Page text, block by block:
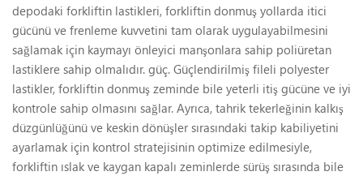
depodaki forkliftin lastikleri, forkliftin donmuş yollarda itici
gücünü ve frenleme kuvvetini tam olarak uygulayabilmesini
sağlamak için kaymayı önleyici manşonlara sahip poliüretan
lastiklere sahip olmalıdır. güç. Güçlendirilmiş fileli polyester
lastikler, forkliftin donmuş zeminde bile yeterli itiş gücüne ve iyi
kontrole sahip olmasını sağlar. Ayrıca, tahrik tekerleğinin kalkış
düzgünlüğünü ve keskin dönüşler sırasındaki takip kabiliyetini
ayarlamak için kontrol stratejisinin optimize edilmesiyle,
forkliftin ıslak ve kaygan kapalı zeminlerde sürüş sırasında bile